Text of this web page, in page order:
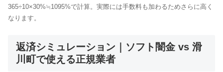
365÷10×30%≒1095%で計算。実際には手数料も加わるためさらに高く
なります。
返済シミュレーション｜ソフト闇金 vs 滑
川町で使える正規業者